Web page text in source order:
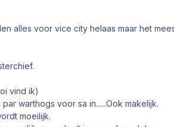
alles voor vice city helaas maar het
vind ik)
warthogs voor sa in......Ook makelijk.
moeilijk.